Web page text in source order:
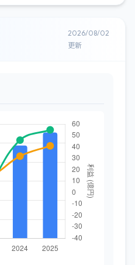
2026/08/02
更新